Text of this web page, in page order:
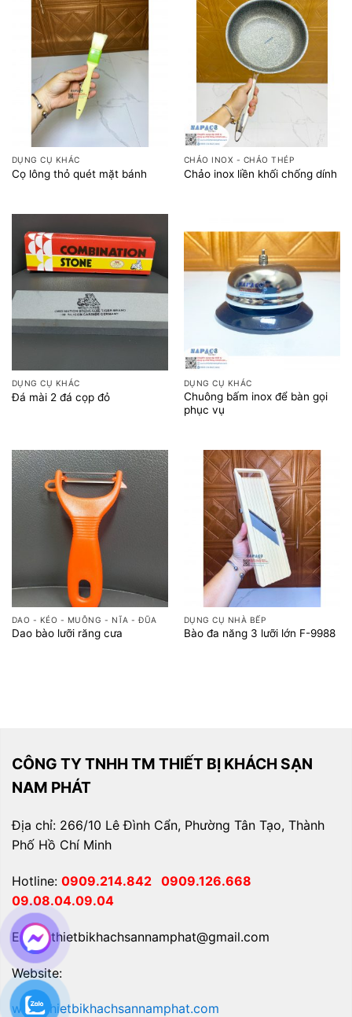
DỤNG CỤ KHÁC
Cọ lông thỏ quét mặt bánh
CHẢO INOX - CHẢO THÉP
Chảo inox liền khối chống dính
DỤNG CỤ KHÁC
Đá mài 2 đá cọp đỏ
DỤNG CỤ KHÁC
Chuông bấm inox để bàn gọi
phục vụ
DAO - KÉO - MUỖNG - NĨA - ĐŨA
Dao bào lưỡi răng cưa
DỤNG CỤ NHÀ BẾP
Bào đa năng 3 lưỡi lớn F-9988
CÔNG TY TNHH TM THIẾT BỊ KHÁCH SẠN
NAM PHÁT
Địa chỉ: 266/10 Lê Đình Cẩn, Phường Tân Tạo, Thành
Phố Hồ Chí Minh
Hotline: 0909.214.842 0909.126.668
09.08.04.09.04
Email: thietbikhachsannamphat@gmail.com
Website:
www.thietbikhachsannamphat.com